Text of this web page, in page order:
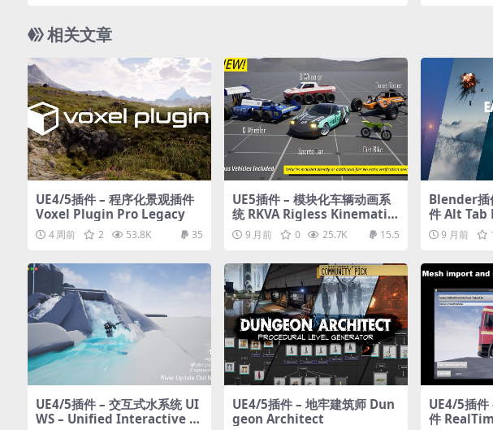
相关文章
UE4/5插件 – 程序化景观插件
Voxel Plugin Pro Legacy
4 周前 2 53.8K 35
UE5插件 – 模块化车辆动画系
统 RKVA Rigless Kinematic
Vehicle Animation
9 月前 0 25.7K 15.5
Blender插
件 Alt Tab
9 月前
UE4/5插件 – 交互式水系统 UI
WS – Unified Interactive W
UE4/5插件 – 地牢建筑师 Dun
geon Architect
UE4/5插件
件